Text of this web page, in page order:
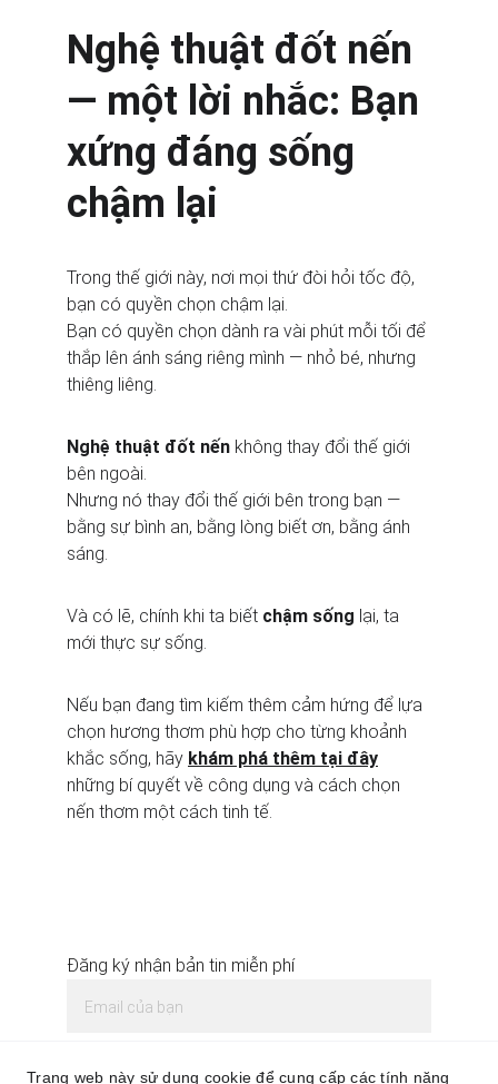
Nghệ thuật đốt nến
— một lời nhắc: Bạn
xứng đáng sống
chậm lại
Trong thế giới này, nơi mọi thứ đòi hỏi tốc độ,
bạn có quyền chọn chậm lại.
Bạn có quyền chọn dành ra vài phút mỗi tối để
thắp lên ánh sáng riêng mình — nhỏ bé, nhưng
thiêng liêng.
Nghệ thuật đốt nến không thay đổi thế giới
bên ngoài.
Nhưng nó thay đổi thế giới bên trong bạn —
bằng sự bình an, bằng lòng biết ơn, bằng ánh
sáng.
Và có lẽ, chính khi ta biết chậm sống lại, ta
mới thực sự sống.
Nếu bạn đang tìm kiếm thêm cảm hứng để lựa
chọn hương thơm phù hợp cho từng khoảnh
khắc sống, hãy khám phá thêm tại đây
những bí quyết về công dụng và cách chọn
nến thơm một cách tinh tế.
Đăng ký nhận bản tin miễn phí
Trang web này sử dụng cookie để cung cấp các tính năng